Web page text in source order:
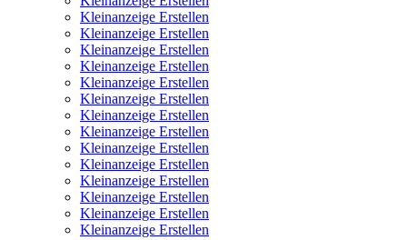
Kleinanzeige Erstellen
Kleinanzeige Erstellen
Kleinanzeige Erstellen
Kleinanzeige Erstellen
Kleinanzeige Erstellen
Kleinanzeige Erstellen
Kleinanzeige Erstellen
Kleinanzeige Erstellen
Kleinanzeige Erstellen
Kleinanzeige Erstellen
Kleinanzeige Erstellen
Kleinanzeige Erstellen
Kleinanzeige Erstellen
Kleinanzeige Erstellen